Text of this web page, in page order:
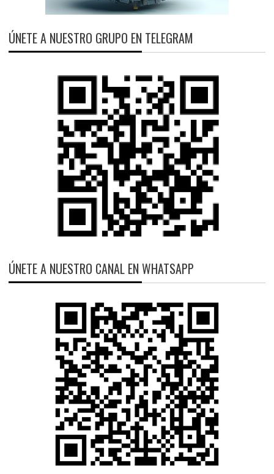
ÚNETE A NUESTRO GRUPO EN TELEGRAM
ÚNETE A NUESTRO CANAL EN WHATSAPP